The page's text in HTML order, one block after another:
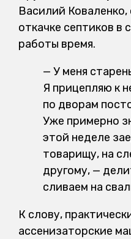
Василий Коваленко,
откачке септиков в
работы время.
— У меня
Я прицепляю к
по дворам
Уже примерно
этой неделе
товарищу, на
другому, —
сливаем на
К слову,
ассенизаторские